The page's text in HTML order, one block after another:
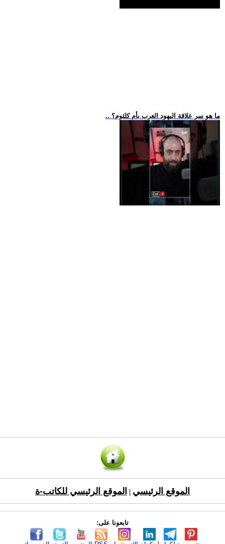
.. ما هو سر علاقة اليهود العرب بأم كلثوم؟
الموقع الرئيسي الموقع الرئيسي للكاتب-ة
تابعونا على: